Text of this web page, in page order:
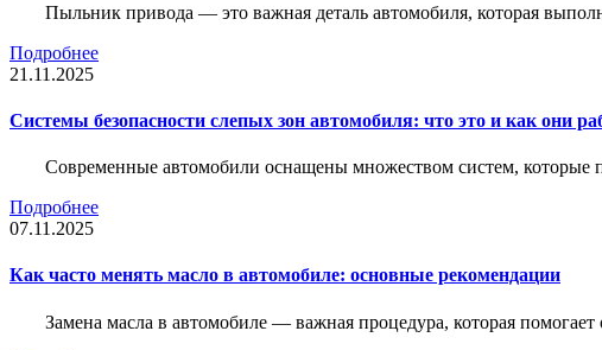
Пыльник привода — это важная деталь автомобиля, которая
Подробнее
21.11.2025
Системы безопасности слепых зон автомобиля: что это и как они
Современные автомобили оснащены множеством систем, которые
Подробнее
07.11.2025
Как часто менять масло в автомобиле: основные рекомендации
Замена масла в автомобиле — важная процедура, которая